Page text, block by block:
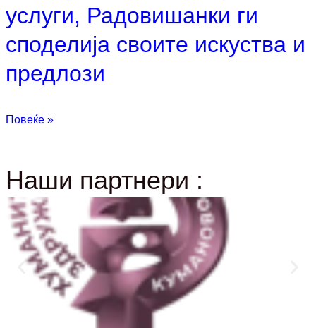
услуги, Радовишанки ги
споделија своите искуства и
предлози
Повеќе »
Наши партнери :